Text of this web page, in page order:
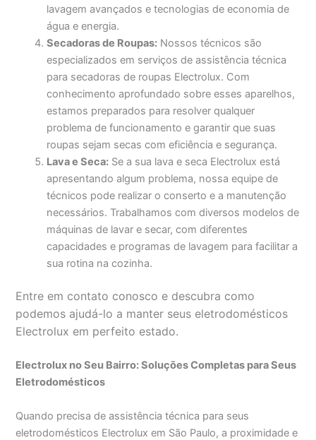
lavagem avançados e tecnologias de economia de
água e energia.
Secadoras de Roupas: Nossos técnicos são
especializados em serviços de assistência técnica
para secadoras de roupas Electrolux. Com
conhecimento aprofundado sobre esses aparelhos,
estamos preparados para resolver qualquer
problema de funcionamento e garantir que suas
roupas sejam secas com eficiência e segurança.
Lava e Seca: Se a sua lava e seca Electrolux está
apresentando algum problema, nossa equipe de
técnicos pode realizar o conserto e a manutenção
necessários. Trabalhamos com diversos modelos de
máquinas de lavar e secar, com diferentes
capacidades e programas de lavagem para facilitar a
sua rotina na cozinha.
Entre em contato conosco e descubra como
podemos ajudá-lo a manter seus eletrodomésticos
Electrolux em perfeito estado.
Electrolux no Seu Bairro: Soluções Completas para Seus
Eletrodomésticos
Quando precisa de assistência técnica para seus
eletrodomésticos Electrolux em São Paulo, a proximidade e